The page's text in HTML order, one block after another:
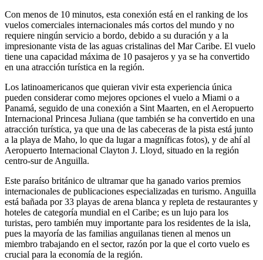
Con menos de 10 minutos, esta conexión está en el ranking de los
vuelos comerciales internacionales más cortos del mundo y no
requiere ningún servicio a bordo, debido a su duración y a la
impresionante vista de las aguas cristalinas del Mar Caribe. El vuelo
tiene una capacidad máxima de 10 pasajeros y ya se ha convertido
en una atracción turística en la región.
Los latinoamericanos que quieran vivir esta experiencia única
pueden considerar como mejores opciones el vuelo a Miami o a
Panamá, seguido de una conexión a Sint Maarten, en el Aeropuerto
Internacional Princesa Juliana (que también se ha convertido en una
atracción turística, ya que una de las cabeceras de la pista está junto
a la playa de Maho, lo que da lugar a magníficas fotos), y de ahí al
Aeropuerto Internacional Clayton J. Lloyd, situado en la región
centro-sur de Anguilla.
Este paraíso británico de ultramar que ha ganado varios premios
internacionales de publicaciones especializadas en turismo. Anguilla
está bañada por 33 playas de arena blanca y repleta de restaurantes y
hoteles de categoría mundial en el Caribe; es un lujo para los
turistas, pero también muy importante para los residentes de la isla,
pues la mayoría de las familias anguilanas tienen al menos un
miembro trabajando en el sector, razón por la que el corto vuelo es
crucial para la economía de la región.